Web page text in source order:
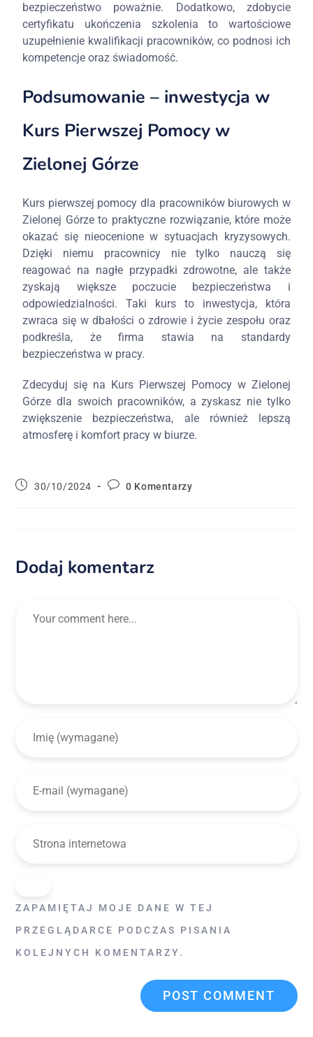
bezpieczeństwo poważnie. Dodatkowo, zdobycie
certyfikatu ukończenia szkolenia to wartościowe
uzupełnienie kwalifikacji pracowników, co podnosi ich
kompetencje oraz świadomość.
Podsumowanie – inwestycja w
Kurs Pierwszej Pomocy w
Zielonej Górze
Kurs pierwszej pomocy dla pracowników biurowych w
Zielonej Górze to praktyczne rozwiązanie, które może
okazać się nieocenione w sytuacjach kryzysowych.
Dzięki niemu pracownicy nie tylko nauczą się
reagować na nagłe przypadki zdrowotne, ale także
zyskają większe poczucie bezpieczeństwa i
odpowiedzialności. Taki kurs to inwestycja, która
zwraca się w dbałości o zdrowie i życie zespołu oraz
podkreśla, że firma stawia na standardy
bezpieczeństwa w pracy.
Zdecyduj się na Kurs Pierwszej Pomocy w Zielonej
Górze dla swoich pracowników, a zyskasz nie tylko
zwiększenie bezpieczeństwa, ale również lepszą
atmosferę i komfort pracy w biurze.
30/10/2024 0 Komentarzy
Dodaj komentarz
ZAPAMIĘTAJ MOJE DANE W TEJ
PRZEGLĄDARCE PODCZAS PISANIA
KOLEJNYCH KOMENTARZY.